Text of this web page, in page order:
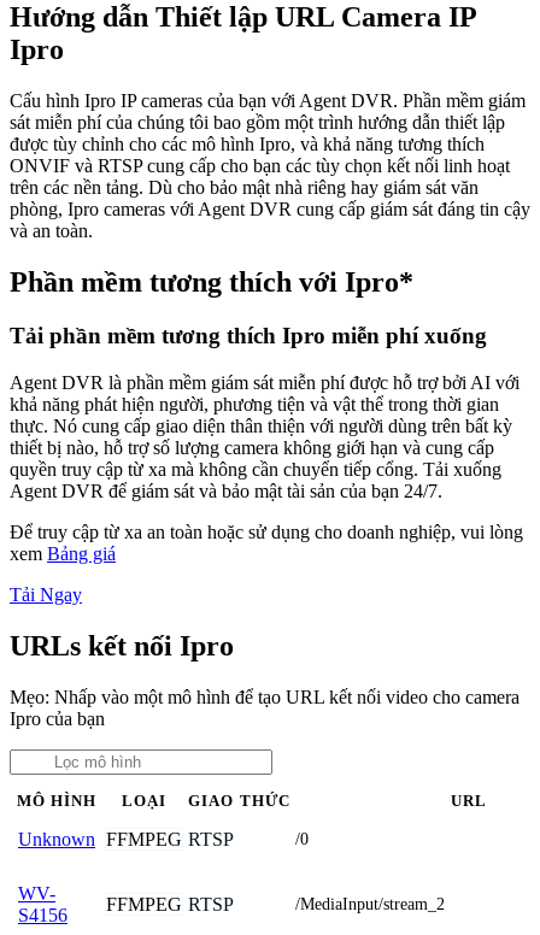
Hướng dẫn Thiết lập URL Camera IP
Ipro
Cấu hình Ipro IP cameras của bạn với Agent DVR. Phần mềm giám
sát miễn phí của chúng tôi bao gồm một trình hướng dẫn thiết lập
được tùy chỉnh cho các mô hình Ipro, và khả năng tương thích
ONVIF và RTSP cung cấp cho bạn các tùy chọn kết nối linh hoạt
trên các nền tảng. Dù cho bảo mật nhà riêng hay giám sát văn
phòng, Ipro cameras với Agent DVR cung cấp giám sát đáng tin cậy
và an toàn.
Phần mềm tương thích với Ipro*
Tải phần mềm tương thích Ipro miễn phí xuống
Agent DVR là phần mềm giám sát miễn phí được hỗ trợ bởi AI với
khả năng phát hiện người, phương tiện và vật thể trong thời gian
thực. Nó cung cấp giao diện thân thiện với người dùng trên bất kỳ
thiết bị nào, hỗ trợ số lượng camera không giới hạn và cung cấp
quyền truy cập từ xa mà không cần chuyển tiếp cổng. Tải xuống
Agent DVR để giám sát và bảo mật tài sản của bạn 24/7.
Để truy cập từ xa an toàn hoặc sử dụng cho doanh nghiệp, vui lòng
xem Bảng giá
Tải Ngay
URLs kết nối Ipro
Mẹo: Nhấp vào một mô hình để tạo URL kết nối video cho camera
Ipro của bạn
MÔ HÌNH LOẠI GIAO THỨC URL
Unknown FFMPEG RTSP /0
WV-
S4156
FFMPEG RTSP /MediaInput/stream_2